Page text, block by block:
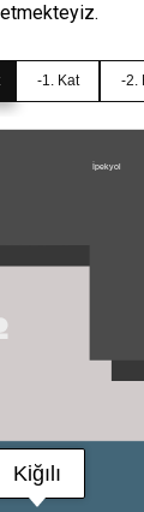
etmekteyiz.